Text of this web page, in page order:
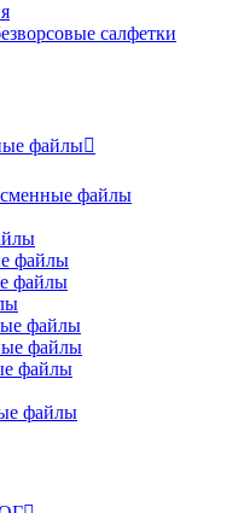
салфетки
файлы
файлы
файлы
файлы
файлы
файлы
файлы
файлы